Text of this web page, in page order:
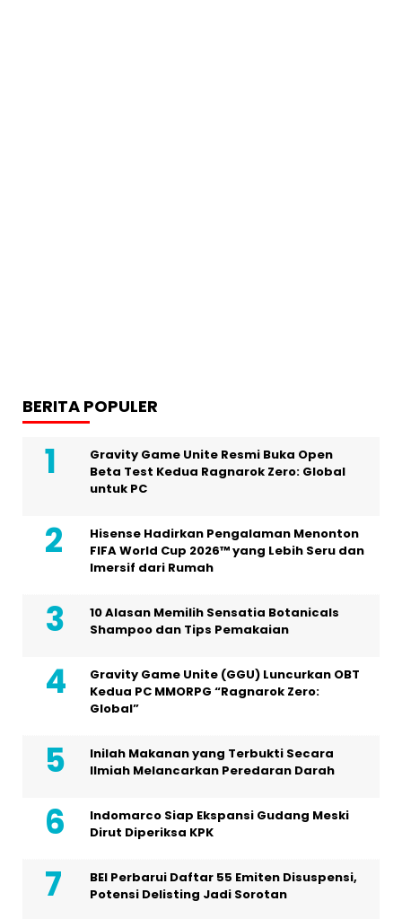
BERITA POPULER
Gravity Game Unite Resmi Buka Open
Beta Test Kedua Ragnarok Zero: Global
untuk PC
Hisense Hadirkan Pengalaman Menonton
FIFA World Cup 2026™ yang Lebih Seru dan
Imersif dari Rumah
10 Alasan Memilih Sensatia Botanicals
Shampoo dan Tips Pemakaian
Gravity Game Unite (GGU) Luncurkan OBT
Kedua PC MMORPG “Ragnarok Zero:
Global”
Inilah Makanan yang Terbukti Secara
Ilmiah Melancarkan Peredaran Darah
Indomarco Siap Ekspansi Gudang Meski
Dirut Diperiksa KPK
BEI Perbarui Daftar 55 Emiten Disuspensi,
Potensi Delisting Jadi Sorotan